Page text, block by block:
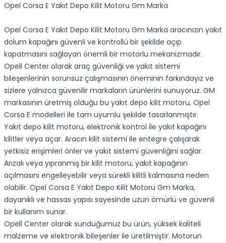
Opel Corsa E Yakıt Depo Kilit Motoru Gm Marka
Opel Corsa E Yakıt Depo Kilit Motoru Gm Marka aracınızın yakıt
dolum kapağını güvenli ve kontrollü bir şekilde açıp
kapatmasını sağlayan önemli bir motorlu mekanizmadır.
Opell Center olarak araç güvenliği ve yakıt sistemi
bileşenlerinin sorunsuz çalışmasının öneminin farkındayız ve
sizlere yalnızca güvenilir markaların ürünlerini sunuyoruz. GM
markasının üretmiş olduğu bu yakıt depo kilit motoru, Opel
Corsa E modelleri ile tam uyumlu şekilde tasarlanmıştır.
Yakıt depo kilit motoru, elektronik kontrol ile yakıt kapağını
kilitler veya açar. Aracın kilit sistemi ile entegre çalışarak
yetkisiz erişimleri önler ve yakıt sistemi güvenliğini sağlar.
Arızalı veya yıpranmış bir kilit motoru, yakıt kapağının
açılmasını engelleyebilir veya sürekli kilitli kalmasına neden
olabilir. Opel Corsa E Yakıt Depo Kilit Motoru Gm Marka,
dayanıklı ve hassas yapısı sayesinde uzun ömürlü ve güvenli
bir kullanım sunar.
Opell Center olarak sunduğumuz bu ürün, yüksek kaliteli
malzeme ve elektronik bileşenler ile üretilmiştir. Motorun